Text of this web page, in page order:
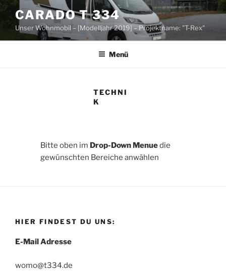
Zum
Inhalt
springen
CARADO T 334
Unser Wohnmobil – [Modelljahr 2019] – Projektname: "T-Rex"
Menü
TECHNI
K
Bitte oben im Drop-Down Menuedie
gewünschten Bereiche anwählen
HIER FINDEST DU UNS:
E-Mail Adresse
womo@t334.de